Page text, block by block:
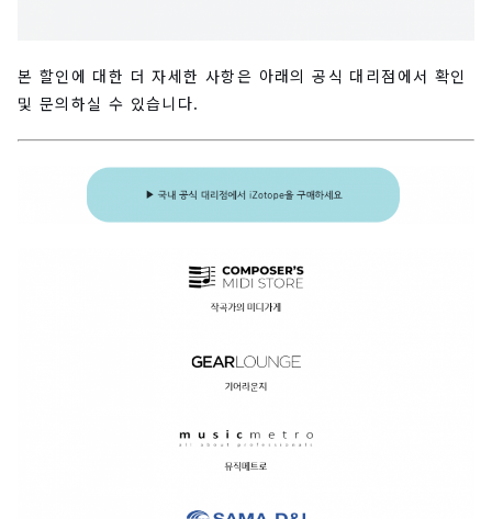
본 할인에 대한 더 자세한 사항은 아래의 공식 대리점에서 확인
및 문의하실 수 있습니다.